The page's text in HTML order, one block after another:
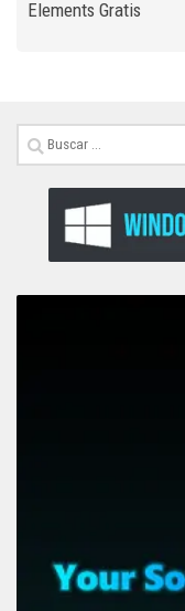
Elements Gratis
Buscar: